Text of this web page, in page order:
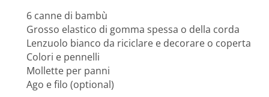
6 canne di bambù
Grosso elastico di gomma spessa o della corda
Lenzuolo bianco da riciclare e decorare o coperta
Colori e pennelli
Mollette per panni
Ago e filo (optional)